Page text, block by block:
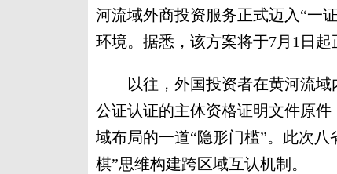
河流域外商投资服务正式迈入“一
环境。据悉，该方案将于7月1日起
以往，外国投资者在黄河流域
公证认证的主体资格证明文件原
域布局的一道“隐形门槛”。此次
棋”思维构建跨区域互认机制。